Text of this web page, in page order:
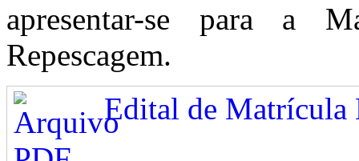
apresentar-se para a
Repescagem.
Edital de Matrícula